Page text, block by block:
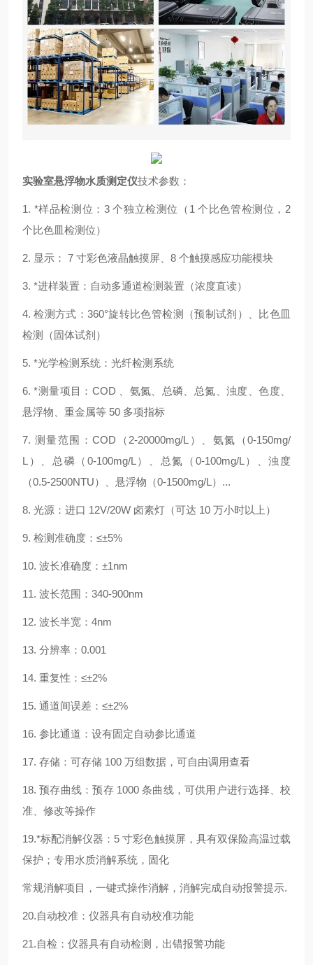
实验室悬浮物水质测定仪技术参数：
1. *样品检测位：3 个独立检测位（1 个比色管检测位，2
个比色皿检测位）
2. 显示： 7 寸彩色液晶触摸屏、8 个触摸感应功能模块
3. *进样装置：自动多通道检测装置（浓度直读）
4. 检测方式：360°旋转比色管检测（预制试剂）、比色皿
检测（固体试剂）
5. *光学检测系统：光纤检测系统
6. *测量项目：COD 、氨氮、总磷、总氮、浊度、色度、
悬浮物、重金属等 50 多项指标
7. 测量范围：COD（2-20000mg/L）、氨氮（0-150mg/
L）、总磷（0-100mg/L）、总氮（0-100mg/L）、浊度
（0.5-2500NTU）、悬浮物（0-1500mg/L）...
8. 光源：进口 12V/20W 卤素灯（可达 10 万小时以上）
9. 检测准确度：≤±5%
10. 波长准确度：±1nm
11. 波长范围：340-900nm
12. 波长半宽：4nm
13. 分辨率：0.001
14. 重复性：≤±2%
15. 通道间误差：≤±2%
16. 参比通道：设有固定自动参比通道
17. 存储：可存储 100 万组数据，可自由调用查看
18. 预存曲线：预存 1000 条曲线，可供用户进行选择、校
准、修改等操作
19.*标配消解仪器：5 寸彩色触摸屏，具有双保险高温过载
保护；专用水质消解系统，固化
常规消解项目，一键式操作消解，消解完成自动报警提示.
20.自动校准：仪器具有自动校准功能
21.自检：仪器具有自动检测，出错报警功能